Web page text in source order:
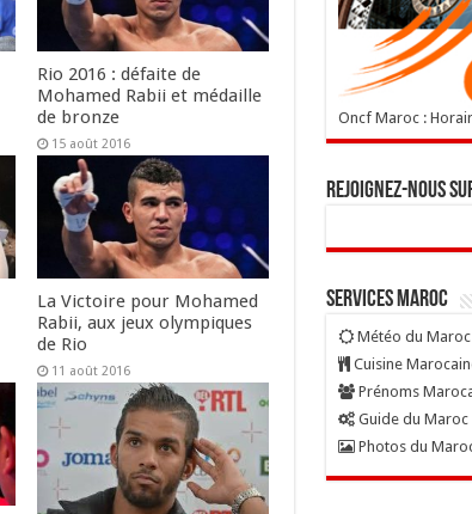
Rio 2016 : défaite de
Mohamed Rabii et médaille
de bronze
15 août 2016
La Victoire pour Mohamed
Rabii, aux jeux olympiques
de Rio
11 août 2016
Oncf Maroc :
Rejoignez-nous
Services Maroc
Météo du Maroc
Cuisine
Prénoms
Guide du Maroc
Photos du